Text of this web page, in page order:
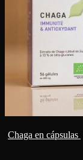
Chaga en cápsulas